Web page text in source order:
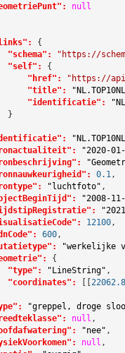
null
{
"schema":
"https://
"self":
{
"href":
"https://
"title":
"identificatie":
}
"2020-
0.1 ,
"luchtfoto" ,
"2008-
12100,
600,
"werkelijke
{
"type":
"LineString" ,
"coordinates":
[[
"greppel, droge
null ,
"nee" ,
null ,